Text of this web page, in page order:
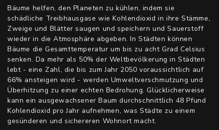
Bäume helfen, den Planeten zu kühlen, indem sie
schädliche Treibhausgase wie Kohlendioxid in ihre Stämme,
Zweige und Blätter saugen und speichern und Sauerstoff
wieder in die Atmosphäre abgeben. In Städten können
Bäume die Gesamttemperatur um bis zu acht Grad Celsius
senken. Da mehr als 50% der Weltbevölkerung in Städten
lebt - eine Zahl, die bis zum Jahr 2050 voraussichtlich auf
66% ansteigen wird - werden Umweltverschmutzung und
Überhitzung zu einer echten Bedrohung. Glücklicherweise
kann ein ausgewachsener Baum durchschnittlich 48 Pfund
Kohlendioxid pro Jahr aufnehmen, was Städte zu einem
gesünderen und sichereren Wohnort macht.